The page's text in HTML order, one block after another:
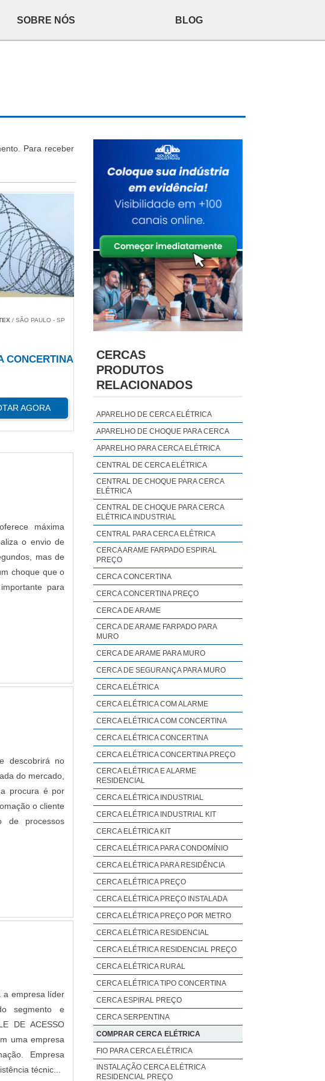
SOBRE NÓS BLOG
Para receber
/ SÃO PAULO - SP
CONCERTINA
AGORA
máxima
o envio de
mas de
choque que o
para
descobrirá no
do mercado,
procura é por
o cliente
de processos
a empresa líder
segmento e
DE ACESSO
uma empresa
Empresa
técnic...
CERCAS
PRODUTOS
RELACIONADOS
APARELHO DE CERCA ELÉTRICA
APARELHO DE CHOQUE PARA CERCA
APARELHO PARA CERCA ELÉTRICA
CENTRAL DE CERCA ELÉTRICA
CENTRAL DE CHOQUE PARA CERCA
ELÉTRICA
CENTRAL DE CHOQUE PARA CERCA
ELÉTRICA INDUSTRIAL
CENTRAL PARA CERCA ELÉTRICA
CERCA ARAME FARPADO ESPIRAL
PREÇO
CERCA CONCERTINA
CERCA CONCERTINA PREÇO
CERCA DE ARAME
CERCA DE ARAME FARPADO PARA
MURO
CERCA DE ARAME PARA MURO
CERCA DE SEGURANÇA PARA MURO
CERCA ELÉTRICA
CERCA ELÉTRICA COM ALARME
CERCA ELÉTRICA COM CONCERTINA
CERCA ELÉTRICA CONCERTINA
CERCA ELÉTRICA CONCERTINA PREÇO
CERCA ELÉTRICA E ALARME
RESIDENCIAL
CERCA ELÉTRICA INDUSTRIAL
CERCA ELÉTRICA INDUSTRIAL KIT
CERCA ELÉTRICA KIT
CERCA ELÉTRICA PARA CONDOMÍNIO
CERCA ELÉTRICA PARA RESIDÊNCIA
CERCA ELÉTRICA PREÇO
CERCA ELÉTRICA PREÇO INSTALADA
CERCA ELÉTRICA PREÇO POR METRO
CERCA ELÉTRICA RESIDENCIAL
CERCA ELÉTRICA RESIDENCIAL PREÇO
CERCA ELÉTRICA RURAL
CERCA ELÉTRICA TIPO CONCERTINA
CERCA ESPIRAL PREÇO
CERCA SERPENTINA
COMPRAR CERCA ELÉTRICA
FIO PARA CERCA ELÉTRICA
INSTALAÇÃO CERCA ELÉTRICA
RESIDENCIAL PREÇO